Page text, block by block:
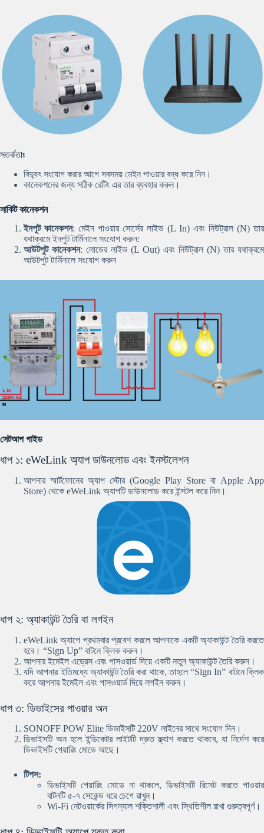
সতর্কতাঃ
বিদ্যুৎ সংযোগ করার আগে সবসময় মেইন পাওয়ার বন্ধ করে নিন।
কানেকশনের জন্য সঠিক রেটিং এর তার ব্যবহার করুন।
সার্কিট কানেকশন
ইনপুট কানেকশন: মেইন পাওয়ার সোর্সের লাইভ (L In) এবং নিউট্রাল (N) তার
যথাক্রমে ইনপুট টার্মিনালে সংযোগ করুন:
আউটপুট কানেকশন: লোডের লাইভ (L Out) এবং নিউট্রাল (N) তার যথাক্রমে
আউটপুট টার্মিনালে সংযোগ করুন
সেটআপ গাইড
ধাপ ১: eWeLink অ্যাপ ডাউনলোড এবং ইনস্টলেশন
আপনার স্মার্টফোনের অ্যাপ স্টোর (Google Play Store বা Apple App
Store) থেকে eWeLink অ্যাপটি ডাউনলোড করে ইন্সটল করে নিন।
ধাপ ২: অ্যাকাউন্ট তৈরি বা লগইন
eWeLink অ্যাপে প্রথমবার প্রবেশ করলে আপনাকে একটি অ্যাকাউন্ট তৈরি করতে
হবে। “Sign Up” বাটনে ক্লিক করুন।
আপনার ইমেইল এড্রেস এবং পাসওয়ার্ড দিয়ে একটি নতুন অ্যাকাউন্ট তৈরি করুন।
যদি আপনার ইতিমধ্যে অ্যাকাউন্ট তৈরি করা থাকে, তাহলে “Sign In” বাটনে ক্লিক
করে আপনার ইমেইল এবং পাসওয়ার্ড দিয়ে লগইন করুন।
ধাপ ৩: ডিভাইসের পাওয়ার অন
SONOFF POW Elite ডিভাইসটি 220V লাইনের সাথে সংযোগ দিন।
ডিভাইসটি অন হলে ইন্ডিকেটর লাইটটি দ্রুত ফ্ল্যাশ করতে থাকবে, যা নির্দেশ করে
ডিভাইসটি পেয়ারিং মোডে আছে।
টিপস:
ডিভাইসটি পেয়ারিং মোডে না থাকলে, ডিভাইসটি রিসেট করতে পাওয়ার
বাটনটি ৫-৭ সেকেন্ড ধরে চেপে রাখুন।
Wi-Fi নেটওয়ার্কের সিগন্যাল শক্তিশালী এবং স্থিতিশীল রাখা গুরুত্বপূর্ণ।